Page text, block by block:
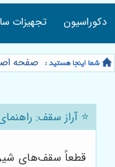
دکوراسیون تجهیزات
صفحه
⭐️ آراز سقف:
قطعاً سقف‌های